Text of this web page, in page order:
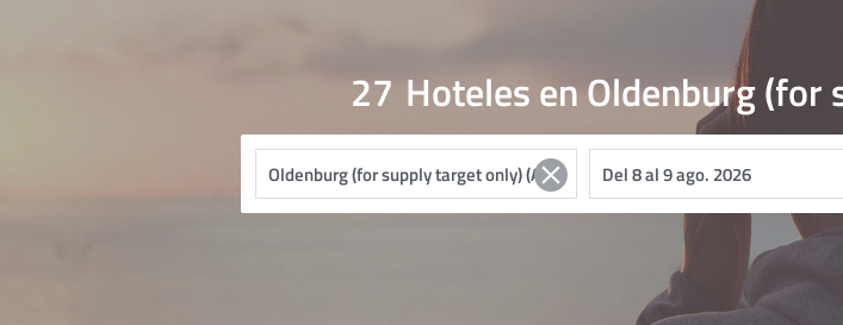
Hoteles en Oldenburg (for
27